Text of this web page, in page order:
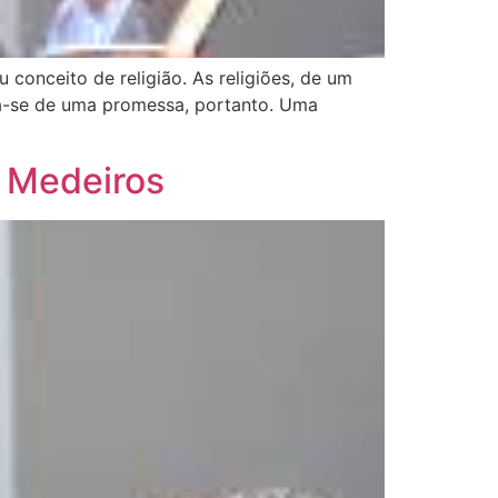
conceito de religião. As religiões, de um
de uma promessa, portanto. Uma
Medeiros